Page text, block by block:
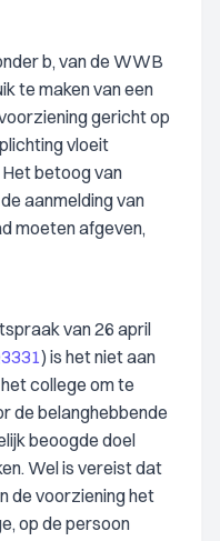
b, van de WWB
te maken van een
gericht op
vloeit
betoog van
aanmelding van
moeten afgeven,
van 26 april
) is het niet aan
college om te
de belanghebbende
beoogde doel
Wel is vereist dat
de voorziening het
op de persoon